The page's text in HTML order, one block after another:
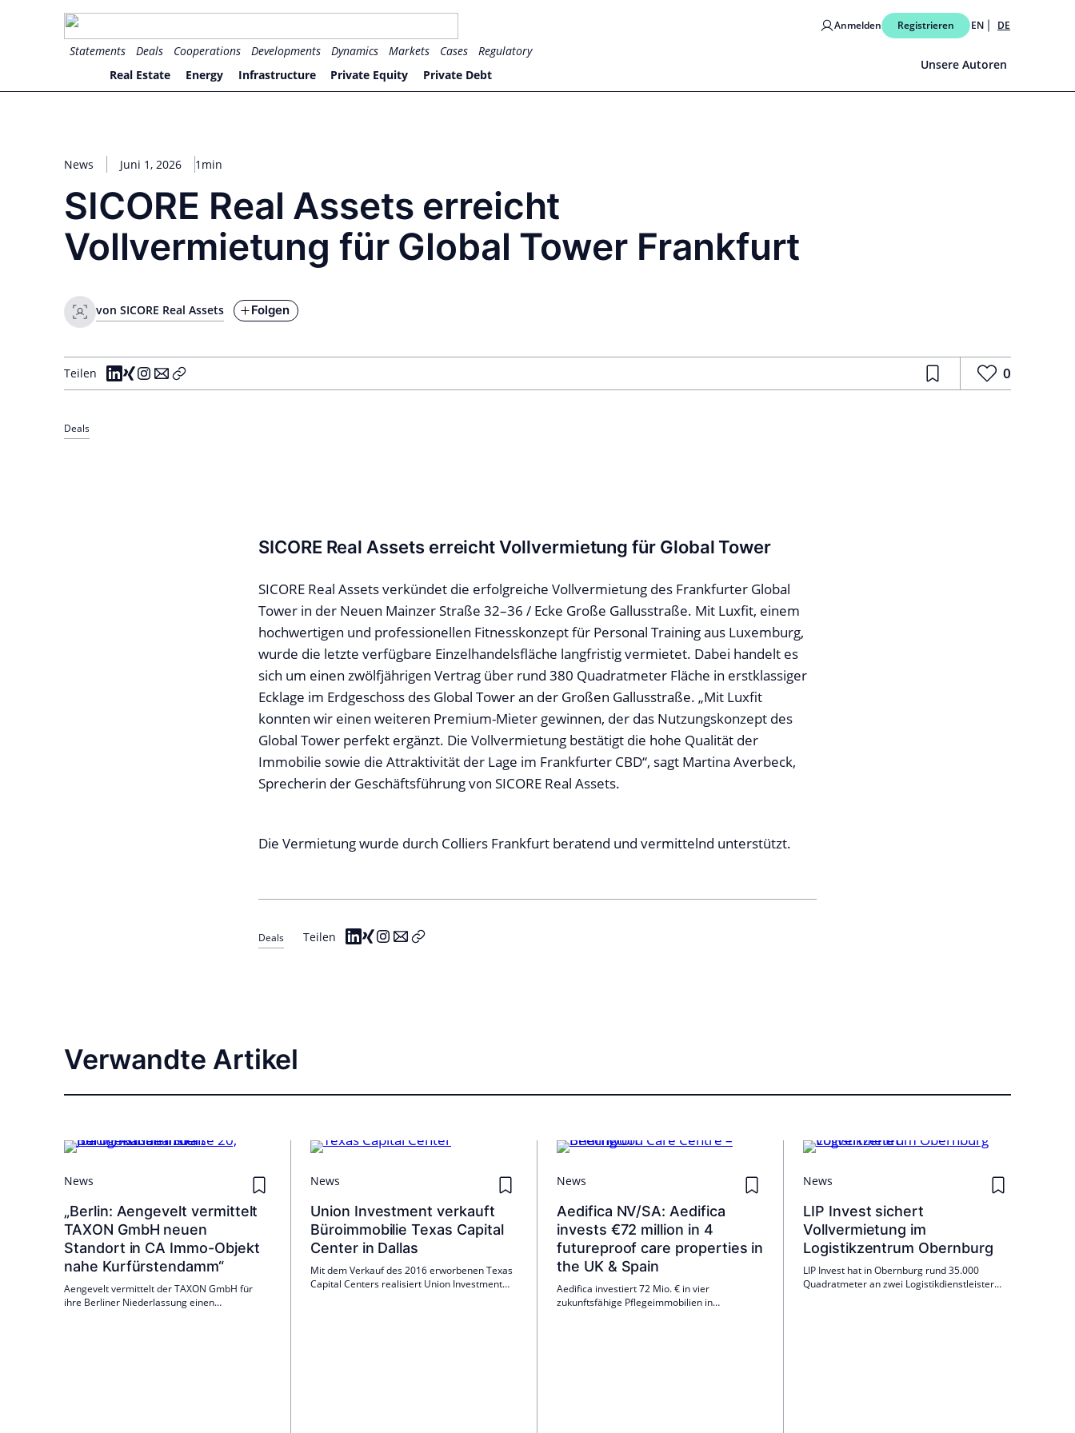
for PHYSIC ASSETS
Anmelden Registrieren EN DE
Statements Deals Cooperations Developments Dynamics Markets Cases
Regulatory
Real Estate
Energy Infrastructure Private Equity Private Debt
Unsere Autoren
News Juni 1, 2026 1min
SICORE Real Assets erreicht
Vollvermietung für Global Tower Frankfurt
von SICORE Real Assets Folgen
Teilen 0
Deals
SICORE Real Assets erreicht Vollvermietung für Global Tower
SICORE Real Assets verkündet die erfolgreiche Vollvermietung des Frankfurter Global
Tower in der Neuen Mainzer Straße 32–36 / Ecke Große Gallusstraße. Mit Luxfit, einem
hochwertigen und professionellen Fitnesskonzept für Personal Training aus Luxemburg,
wurde die letzte verfügbare Einzelhandelsfläche langfristig vermietet. Dabei handelt es
sich um einen zwölfjährigen Vertrag über rund 380 Quadratmeter Fläche in erstklassiger
Ecklage im Erdgeschoss des Global Tower an der Großen Gallusstraße. „Mit Luxfit
konnten wir einen weiteren Premium-Mieter gewinnen, der das Nutzungskonzept des
Global Tower perfekt ergänzt. Die Vollvermietung bestätigt die hohe Qualität der
Immobilie sowie die Attraktivität der Lage im Frankfurter CBD“, sagt Martina Averbeck,
Sprecherin der Geschäftsführung von SICORE Real Assets.
Die Vermietung wurde durch Colliers Frankfurt beratend und vermittelnd unterstützt.
Deals Teilen
Verwandte Artikel
News
„Berlin: Aengevelt vermittelt
TAXON GmbH neuen
Standort in CA Immo-Objekt
nahe Kurfürstendamm“
Aengevelt vermittelt der TAXON GmbH für
ihre Berliner Niederlassung einen
News
Union Investment verkauft
Büroimmobilie Texas Capital
Center in Dallas
Mit dem Verkauf des 2016 erworbenen Texas
Capital Centers realisiert Union Investment
News
Aedifica NV/SA: Aedifica
invests €72 million in 4
futureproof care properties in
the UK & Spain
Aedifica investiert 72 Mio. € in vier
zukunftsfähige Pflegeimmobilien in
News
LIP Invest sichert
Vollvermietung im
Logistikzentrum Obernburg
LIP Invest hat in Obernburg rund 35.000
Quadratmeter an zwei Logistikdienstleister